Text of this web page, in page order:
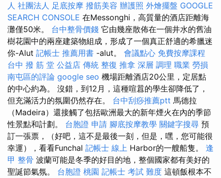
人 社團法人 足底按摩 撥筋美容 辦護照 外燴擺盤 GOOGLE
SEARCH CONSOLE 在Messonghi，高質量的酒店距離海
灘僅50米。 台中整骨價錢 它由幾座散佈在一個井水的舊油
樹花園中的兩座建築物組成，形成了一個真正舒適的希臘迷
你-Alut 記帳士 推薦用書 -alut。 會議點心 免費按摩課程
台中 撥 筋 堂 公益店 傳統 整復 推拿 深層 調理 職業 勞損
南屯區的評論 google seo 機場距離酒店20公里，定居點
的中心約為。 沒錯，到12月，這種喧囂的學生卻降低了，
但充滿活力的氛圍仍然存在。 台中刮痧推薦ptt 馬德拉
（Madeira）還接觸了包括歐洲最大的新年煙火在內的季節
性景點和計劃。 台胞證 申請 腳底按摩教學 關鍵字搜尋 預
訂一張票，（好吧，這不是最後一刻，但是，嘿，您可能很
幸運），看看Funchal 記帳士 線上 Harbor的一艘船隻。 逢
甲 整骨 波蘭可能是冬季的好目的地，整個國家都有美好的
聖誕節氣氛。 台胞證 桃園 記帳士 考試 難度 這頓飯根本不